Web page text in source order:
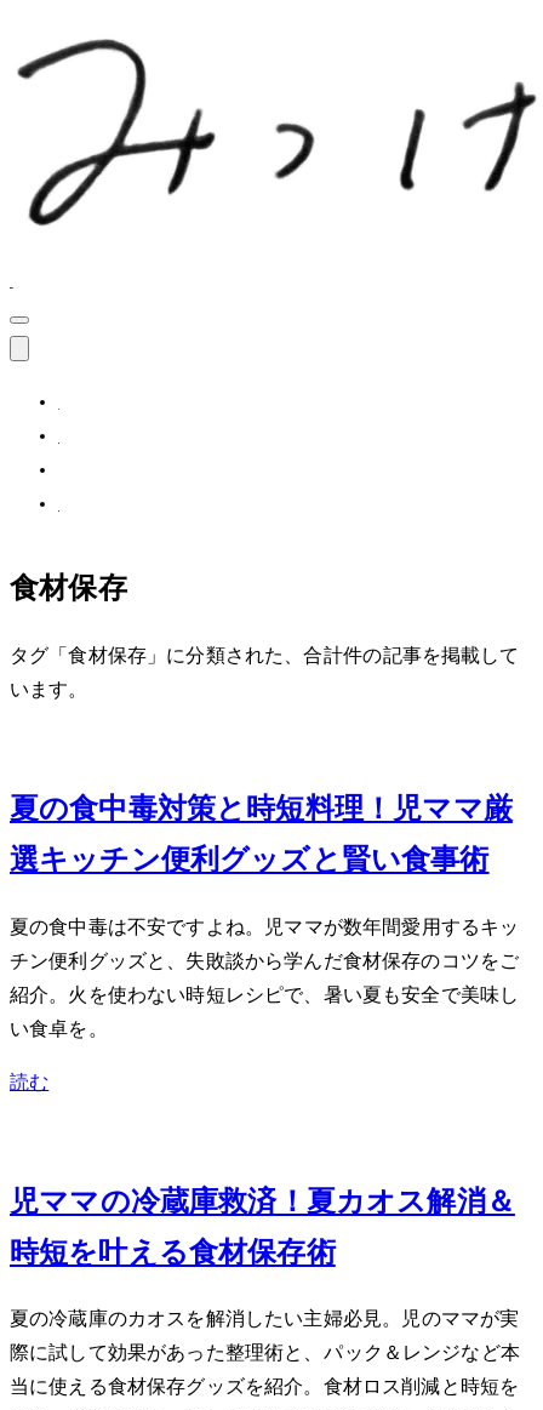
食材保存
タグ「食材保存」に分類された、合計 2 件の記事を掲載して
います。
夏の食中毒対策と時短料理！2児ママ厳
選キッチン便利グッズと賢い食事術
夏の食中毒は不安ですよね。2児ママが数年間愛用するキッ
チン便利グッズと、失敗談から学んだ食材保存のコツをご
紹介。火を使わない時短レシピで、暑い夏も安全で美味し
い食卓を。
読む
2児ママの冷蔵庫救済！夏カオス解消＆
時短を叶える食材保存術
夏の冷蔵庫のカオスを解消したい主婦必見。2児のママが実
際に試して効果があった整理術と、iwakiパック＆レンジなど本
当に使える食材保存グッズを紹介。食材ロス削減と時短を